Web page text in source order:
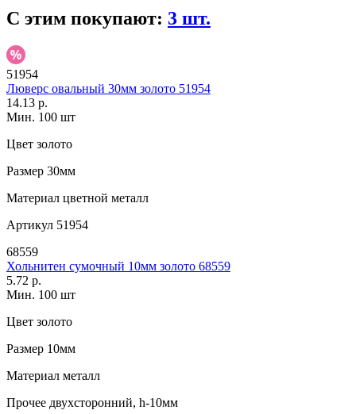
С этим покупают: 3 шт.
51954
Люверс овальный 30мм золото 51954
14.13 р.
Мин. 100 шт
Цвет золото
Размер 30мм
Материал цветной металл
Артикул 51954
68559
Хольнитен сумочный 10мм золото 68559
5.72 р.
Мин. 100 шт
Цвет золото
Размер 10мм
Материал металл
Прочее двухсторонний, h-10мм